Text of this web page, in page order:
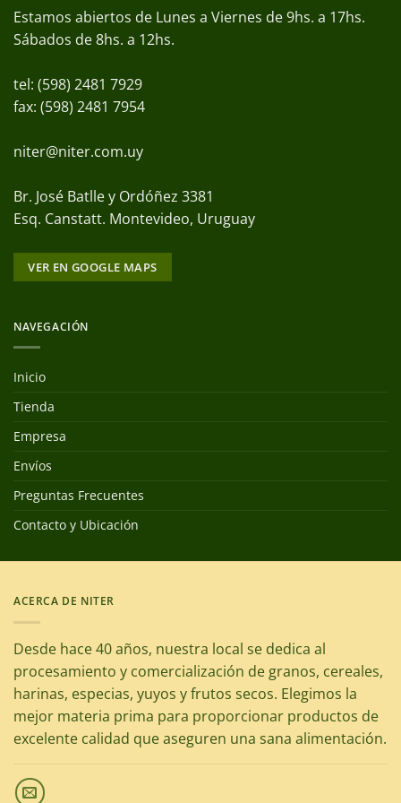
Estamos abiertos de Lunes a Viernes de 9hs. a 17hs.
Sábados de 8hs. a 12hs.
tel: (598) 2481 7929
fax: (598) 2481 7954
niter@niter.com.uy
Br. José Batlle y Ordóñez 3381
Esq. Canstatt. Montevideo, Uruguay
VER EN GOOGLE MAPS
NAVEGACIÓN
Inicio
Tienda
Empresa
Envíos
Preguntas Frecuentes
Contacto y Ubicación
ACERCA DE NITER
Desde hace 40 años, nuestra local se dedica al
procesamiento y comercialización de granos, cereales,
harinas, especias, yuyos y frutos secos. Elegimos la
mejor materia prima para proporcionar productos de
excelente calidad que aseguren una sana alimentación.